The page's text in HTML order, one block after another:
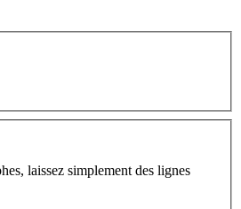
laissez simplement des lignes